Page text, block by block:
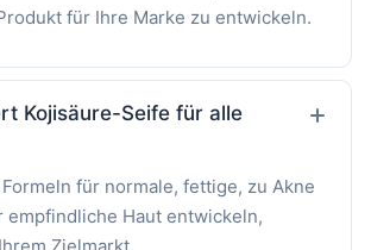
für Ihre Marke zu entwickeln.
Kojisäure-Seife für alle
für normale, fettige, zu Akne
empfindliche Haut entwickeln,